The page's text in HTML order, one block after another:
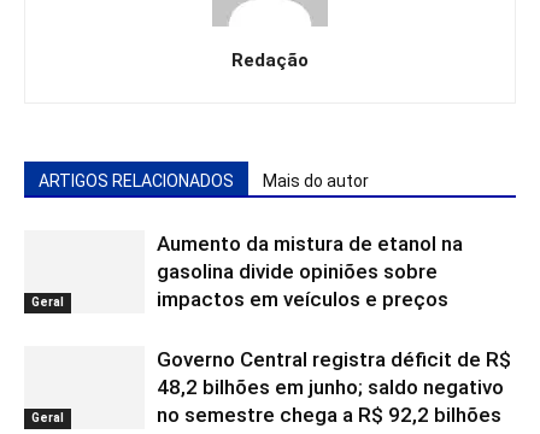
Redação
ARTIGOS RELACIONADOS Mais do autor
Geral
Aumento da mistura de etanol na
gasolina divide opiniões sobre
impactos em veículos e preços
Geral
Governo Central registra déficit de R$
48,2 bilhões em junho; saldo negativo
no semestre chega a R$ 92,2 bilhões